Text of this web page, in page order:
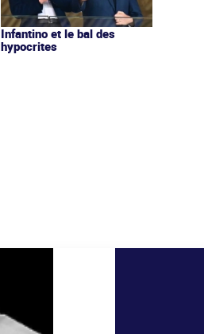
Infantino et le bal des
hypocrites